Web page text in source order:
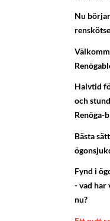
Nu
Halvtid
och
Renöga-
Bästa
Fynd i
- vad
nu?